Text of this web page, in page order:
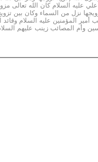
عليه السلام كان الله تعالى
نزل من السماء وكان بين
9 سنوات سلام الله عليها، وزوجها علي بن أبي طالب أمير
وأم المصائب زينب عليهم